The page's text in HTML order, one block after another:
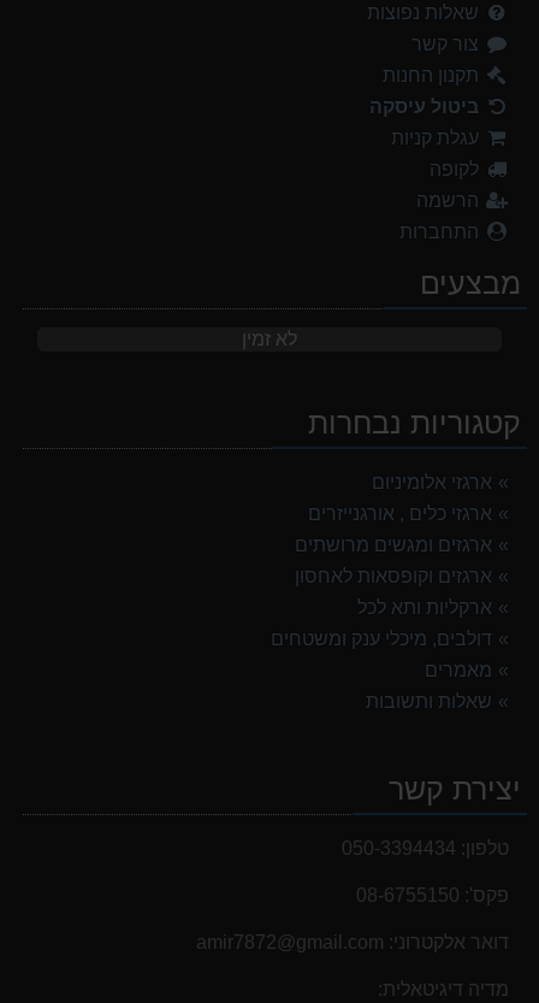
שאלות נפוצות
צור קשר
תקנון החנות
ביטול עיסקה
עגלת קניות
לקופה
הרשמה
התחברות
מבצעים
לא זמין
קטגוריות נבחרות
ארגזי אלומיניום
ארגזי כלים , אורגנייזרים
ארגזים ומגשים מרושתים
ארגזים וקופסאות לאחסון
ארקליות ותא לכל
דולבים, מיכלי ענק ומשטחים
מאמרים
שאלות ותשובות
יצירת קשר
טלפון: 050-3394434
פקס': 08-6755150
דואר אלקטרוני: ‫amir7872@gmail.com‬
מדיה דיגיטאלית: